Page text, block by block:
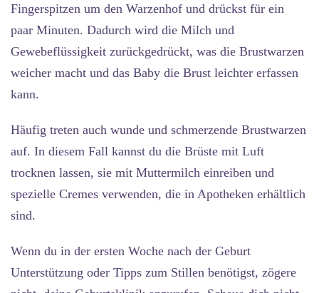
Fingerspitzen um den Warzenhof und drückst für ein
paar Minuten. Dadurch wird die Milch und
Gewebeflüssigkeit zurückgedrückt, was die Brustwarzen
weicher macht und das Baby die Brust leichter erfassen
kann.
Häufig treten auch wunde und schmerzende Brustwarzen
auf. In diesem Fall kannst du die Brüste mit Luft
trocknen lassen, sie mit Muttermilch einreiben und
spezielle Cremes verwenden, die in Apotheken erhältlich
sind.
Wenn du in der ersten Woche nach der Geburt
Unterstützung oder Tipps zum Stillen benötigst, zögere